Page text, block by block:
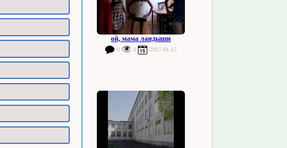
ой, мама ландыши
0 0 2017-01-15